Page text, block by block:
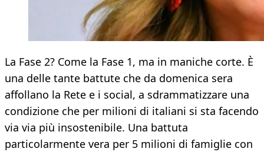
La Fase 2? Come la Fase 1, ma in maniche corte. È
una delle tante battute che da domenica sera
affollano la Rete e i social, a sdrammatizzare una
condizione che per milioni di italiani si sta facendo
via via più insostenibile. Una battuta
particolarmente vera per 5 milioni di famiglie con